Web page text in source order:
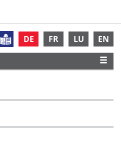
DE FR LU EN